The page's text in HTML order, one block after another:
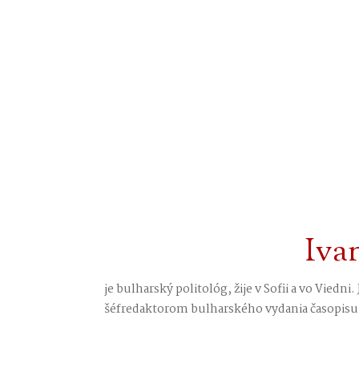
je bulharský politológ, žije v Sofii a vo
šéfredaktorom bulharského vydania